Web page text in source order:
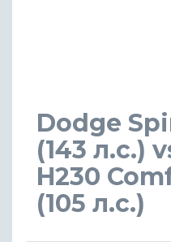
Dodge
(143 л.с.)
H230
(105 л.с.)